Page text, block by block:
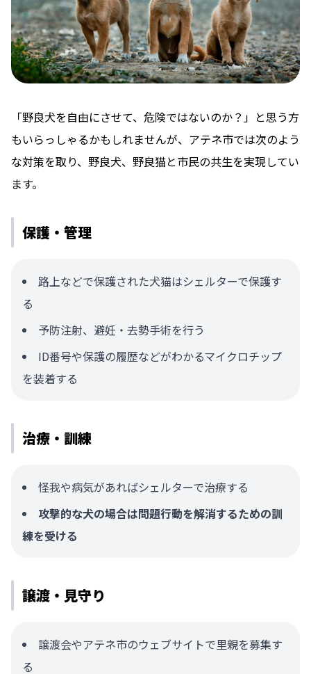
「野良犬を自由にさせて、危険ではないのか？」と思う方
もいらっしゃるかもしれませんが、アテネ市では次のよう
な対策を取り、野良犬、野良猫と市民の共生を実現してい
ます。
保護・管理
路上などで保護された犬猫はシェルターで保護す
る
予防注射、避妊・去勢手術を行う
ID番号や保護の履歴などがわかるマイクロチップ
を装着する
治療・訓練
怪我や病気があればシェルターで治療する
攻撃的な犬の場合は問題行動を解消するための訓
練を受ける
譲渡・見守り
譲渡会やアテネ市のウェブサイトで里親を募集す
る